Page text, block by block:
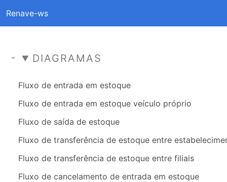
Renave-ws
DIAGRAMAS
Fluxo de entrada em estoque
Fluxo de entrada em estoque veículo próprio
Fluxo de saída de estoque
Fluxo de transferência de estoque entre
Fluxo de transferência de estoque entre filiais
Fluxo de cancelamento de entrada em estoque